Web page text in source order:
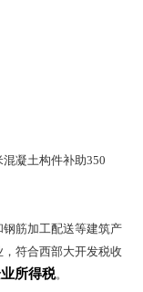
凝土构件补助350
筋加工配送等建筑产
符合西部大开发税收
所得税。